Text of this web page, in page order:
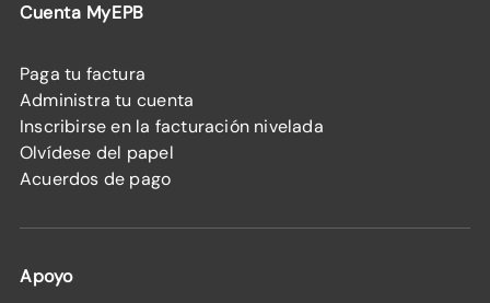
Cuenta MyEPB
Paga tu factura
Administra tu cuenta
Inscribirse en la facturación nivelada
Olvídese del papel
Acuerdos de pago
Apoyo